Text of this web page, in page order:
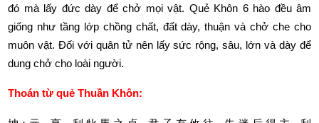
đó mà lấy đức dày để chở mọi vật. Quẻ Khôn 6 hào đều âm
giống như tầng lớp chồng chất, đất dày, thuận và chở che cho
muôn vật. Đối với quân tử nên lấy sức rộng, sâu, lớn và dày để
dung chở cho loài người.
Thoán từ quẻ Thuần Khôn: